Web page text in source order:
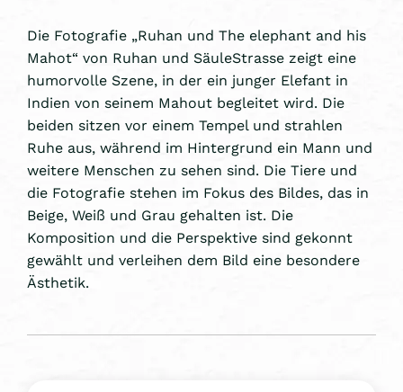
Die Fotografie „Ruhan und The elephant and his
Mahot“ von Ruhan und SäuleStrasse zeigt eine
humorvolle Szene, in der ein junger Elefant in
Indien von seinem Mahout begleitet wird. Die
beiden sitzen vor einem Tempel und strahlen
Ruhe aus, während im Hintergrund ein Mann und
weitere Menschen zu sehen sind. Die Tiere und
die Fotografie stehen im Fokus des Bildes, das in
Beige, Weiß und Grau gehalten ist. Die
Komposition und die Perspektive sind gekonnt
gewählt und verleihen dem Bild eine besondere
Ästhetik.